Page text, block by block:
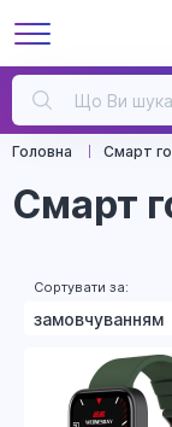
Головна Смарт
Смарт
Сортувати за:
замовчуванням
зростанням